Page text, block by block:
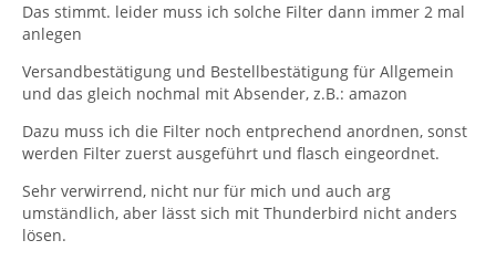
Das stimmt. leider muss ich solche Filter dann immer 2 mal
anlegen
Versandbestätigung und Bestellbestätigung für Allgemein
und das gleich nochmal mit Absender, z.B.: amazon
Dazu muss ich die Filter noch entprechend anordnen, sonst
werden Filter zuerst ausgeführt und flasch eingeordnet.
Sehr verwirrend, nicht nur für mich und auch arg
umständlich, aber lässt sich mit Thunderbird nicht anders
lösen.